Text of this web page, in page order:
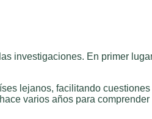
investigaciones. En primer
lejanos, facilitando
varios años para